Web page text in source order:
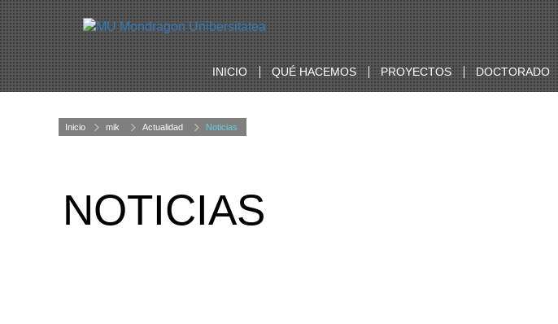
INICIO QUÉ HACEMOS PROYECTOS DOCTORADO
Inicio mik Actualidad Noticias
NOTICIAS